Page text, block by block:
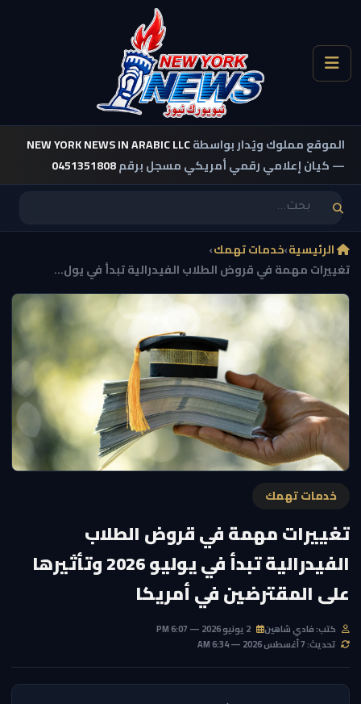
الموقع مملوك ويُدار بواسطةNEW YORK NEWS IN ARABIC LLC
— كيان إعلامي رقمي أمريكي مسجل برقم0451351808
الرئيسية›خدمات تهمك›
تغييرات مهمة في قروض الطلاب الفيدرالية تبدأ في يول...
خدمات تهمك
تغييرات مهمة في قروض الطلاب
الفيدرالية تبدأ في يوليو 2026 وتأثيرها
على المقترضين في أمريكا
كتب: فادي شاهين
تحديث: 7 أغسطس 2026 — 6:34 AM